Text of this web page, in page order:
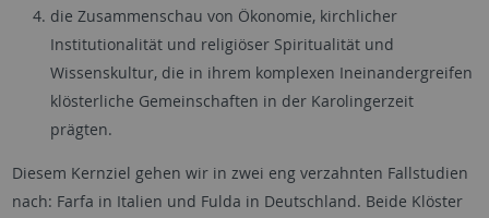
die Zusammenschau von Ökonomie, kirchlicher
Institutionalität und religiöser Spiritualität und
Wissenskultur, die in ihrem komplexen Ineinandergreifen
klösterliche Gemeinschaften in der Karolingerzeit
prägten.
Diesem Kernziel gehen wir in zwei eng verzahnten Fallstudien
nach: Farfa in Italien und Fulda in Deutschland. Beide Klöster